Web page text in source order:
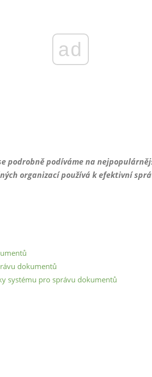
ad
podrobně podíváme na
organizací používá k efektivní
dokumentů
systému pro správu dokumentů